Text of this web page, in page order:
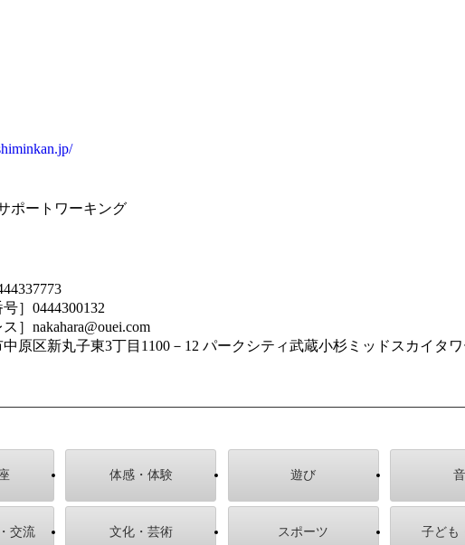
ポートワーキング
］0444300132
］nakahara@ouei.com
中原区新丸子東3丁目1100－12 パークシティ武蔵小杉ミッドスカイタ
体感・体験 遊び
交流 文化・芸術 スポーツ 子ども